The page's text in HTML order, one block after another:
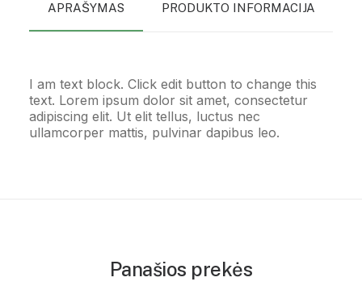
APRAŠYMAS PRODUKTO INFORMACIJA
I am text block. Click edit button to change this
text. Lorem ipsum dolor sit amet, consectetur
adipiscing elit. Ut elit tellus, luctus nec
ullamcorper mattis, pulvinar dapibus leo.
Panašios prekės